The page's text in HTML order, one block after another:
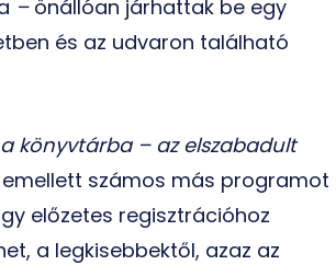
– önállóan járhattak be egy
és az udvaron található
könyvtárba – az elszabadult
számos más programot
előzetes regisztrációhoz
a legkisebbektől, azaz az